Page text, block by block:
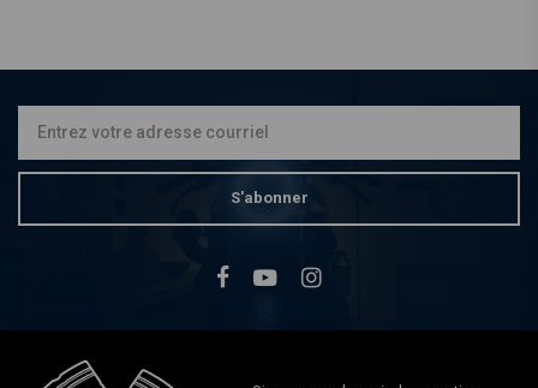
S'abonner